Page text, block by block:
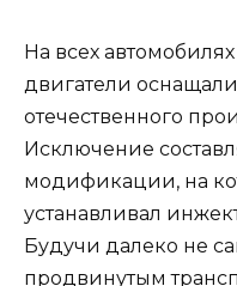
На всех
двигатели
отечественного
Исключение
модификации, на
устанавливал
Будучи далеко не
продвинутым